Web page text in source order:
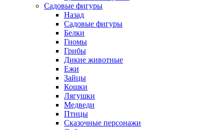
Садовые фигуры
Назад
Садовые фигуры
Белки
Гномы
Грибы
Дикие животные
Ежи
Зайцы
Кошки
Лягушки
Медведи
Птицы
Сказочные персонажи